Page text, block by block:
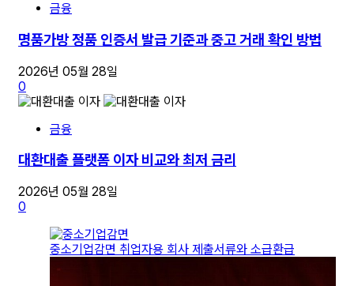
금융
명품가방 정품 인증서 발급 기준과 중고 거래 확인 방법
2026년 05월 28일
0
금융
대환대출 플랫폼 이자 비교와 최저 금리
2026년 05월 28일
0
중소기업감면 취업자용 회사 제출서류와 소급환급